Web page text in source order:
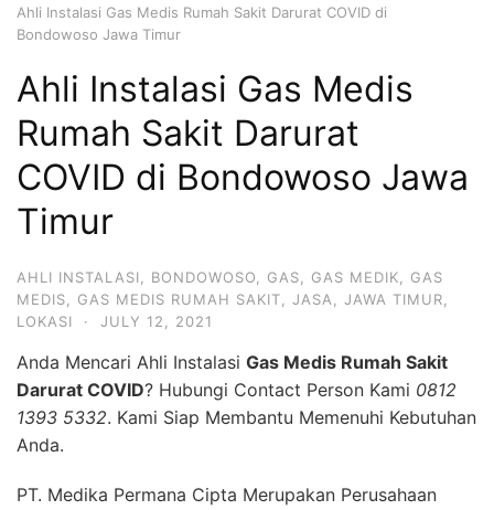
Ahli Instalasi Gas Medis Rumah Sakit Darurat COVID di
Bondowoso Jawa Timur
Ahli Instalasi Gas Medis
Rumah Sakit Darurat
COVID di Bondowoso Jawa
Timur
AHLI INSTALASI BONDOWOSO GAS GAS MEDIK
GAS
MEDIS
GAS MEDIS RUMAH SAKIT JASA JAWA TIMUR
LOKASI
· JULY 12, 2021
Anda Mencari Ahli Instalasi Gas Medis Rumah Sakit
Darurat COVID? Hubungi Contact Person Kami 0812
1393 5332. Kami Siap Membantu Memenuhi Kebutuhan
Anda.
PT. Medika Permana Cipta Merupakan Perusahaan